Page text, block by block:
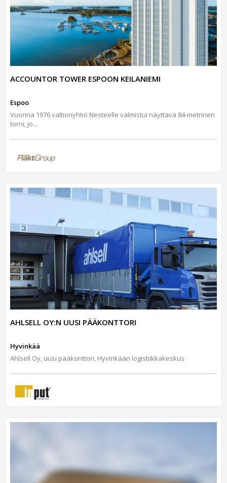
ACCOUNTOR TOWER ESPOON KEILANIEMI
Espoo
Vuonna 1976 valtionyhtiö Nesteelle valmistui näyttävä 84-metrinen
torni, jo...
AHLSELL OY:N UUSI PÄÄKONTTORI
Hyvinkää
Ahlsell Oy, uusi pääkonttori, Hyvinkään logistiikkakeskus